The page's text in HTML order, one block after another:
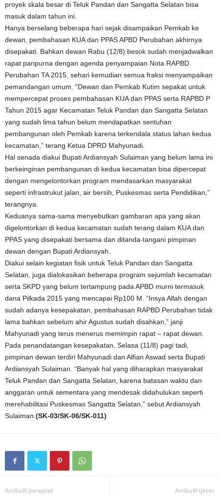
proyek skala besar di Teluk Pandan dan Sangatta Selatan bisa
masuk dalam tahun ini.
Hanya berselang beberapa hari sejak disampaikan Pemkab ke
dewan, pembahasan KUA dan PPAS APBD Perubahan akhirnya
disepakati. Bahkan dewan Rabu (12/8) besok sudah menjadwalkan
rapat paripurna dengan agenda penyampaian Nota RAPBD
Perubahan TA 2015, sehari kemudian semua fraksi menyampaikan
pemandangan umum. “Dewan dan Pemkab Kutim sepakat untuk
mempercepat proses pembahasan KUA dan PPAS serta RAPBD P
Tahun 2015 agar Kecamatan Teluk Pandan dan Sangatta Selatan
yang sudah lima tahun belum mendapatkan sentuhan
pembangunan oleh Pemkab karena terkendala status lahan kedua
kecamatan,” terang Ketua DPRD Mahyunadi.
Hal senada diakui Bupati Ardiansyah Sulaiman yang belum lama ini
berkeinginan pembangunan di kedua kecamatan bisa dipercepat
dengan mengelontorkan program mendasarkan masyarakat
seperti infrastrukut jalan, air bersih, Puskesmas serta Pendidikan,”
terangnya.
Keduanya sama-sama menyebutkan gambaran apa yang akan
digelontorkan di kedua kecamatan sudah terang dalam KUA dan
PPAS yang disepakati bersama dan ditanda-tangani pimpinan
dewan dengan Bupati Ardiansyah.
Diakui selain kegiatan fisik untuk Teluk Pandan dan Sangatta
Selatan, juga dialokasikan beberapa program sejumlah kecamatan
serta SKPD yang belum tertampung pada APBD murni termasuk
dana Pilkada 2015 yang mencapai Rp100 M. “Insya Allah dengan
sudah adanya kesepakatan, pembahasan RAPBD Perubahan tidak
lama bahkan sebelum ahir Agustus sudah disahkan,” janji
Mahyunadi yang terus menerus memimpin rapat – rapat dewan.
Pada penandatangan kesepakatan, Selasa (11/8) pagi tadi,
pimpinan dewan terdiri Mahyunadi dan Alfian Aswad serta Bupati
Ardiansyah Sulaiman. “Banyak hal yang diharapkan masyarakat
Teluk Pandan dan Sangatta Selatan, karena batasan waktu dan
anggaran untuk sementara yang mendesak didahulukan seperti
merehabilitasi Puskesmas Sangatta Selatan,” sebut Ardiansyah
Sulaiman. (SK-03/SK-06/SK-011)
Artikulli paraprak Artikulli tjetër